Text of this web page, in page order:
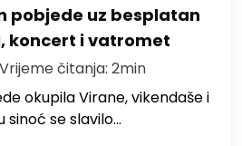
pobjede uz besplatan
koncert i vatromet
čitanja: 2min
okupila Virane, vikendaše i
sinoć se slavilo…